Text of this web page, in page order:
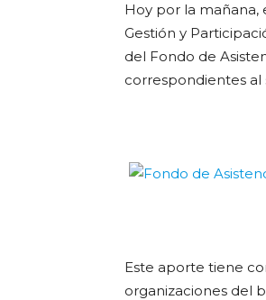
Hoy por la mañana,
Gestión y
del Fondo de
correspondientes al
Este aporte tiene
organizaciones del